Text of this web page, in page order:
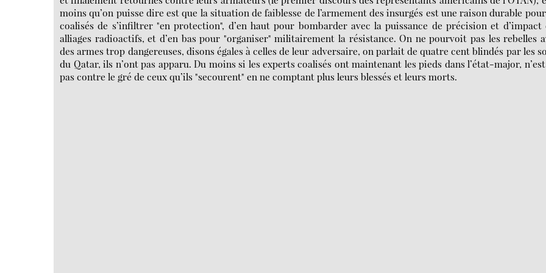
moins qu’on puisse dire est que la situation de faiblesse de l’armement des insurgés est une raison durable
coalisés de s’infiltrer "en protection", d’en haut pour bombarder avec la puissance de précision et d’impact
alliages radioactifs, et d’en bas pour "organiser" militairement la résistance. On ne pourvoit pas les rebelles
des armes trop dangereuses, disons égales à celles de leur adversaire, on parlait de quatre cent blindés par les
du Qatar, ils n’ont pas apparu. Du moins si les experts coalisés ont maintenant les pieds dans l’état-major,
pas contre le gré de ceux qu’ils "secourent" en ne comptant plus leurs blessés et leurs morts.